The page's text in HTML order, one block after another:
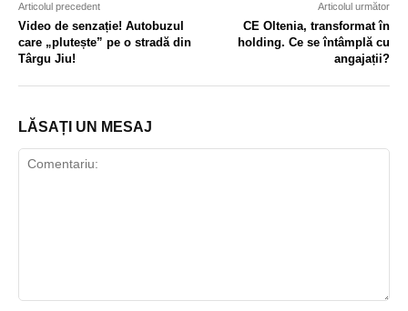
Articolul precedent
Video de senzație! Autobuzul
care „plutește” pe o stradă din
Târgu Jiu!
Articolul următor
CE Oltenia, transformat în
holding. Ce se întâmplă cu
angajații?
LĂSAȚI UN MESAJ